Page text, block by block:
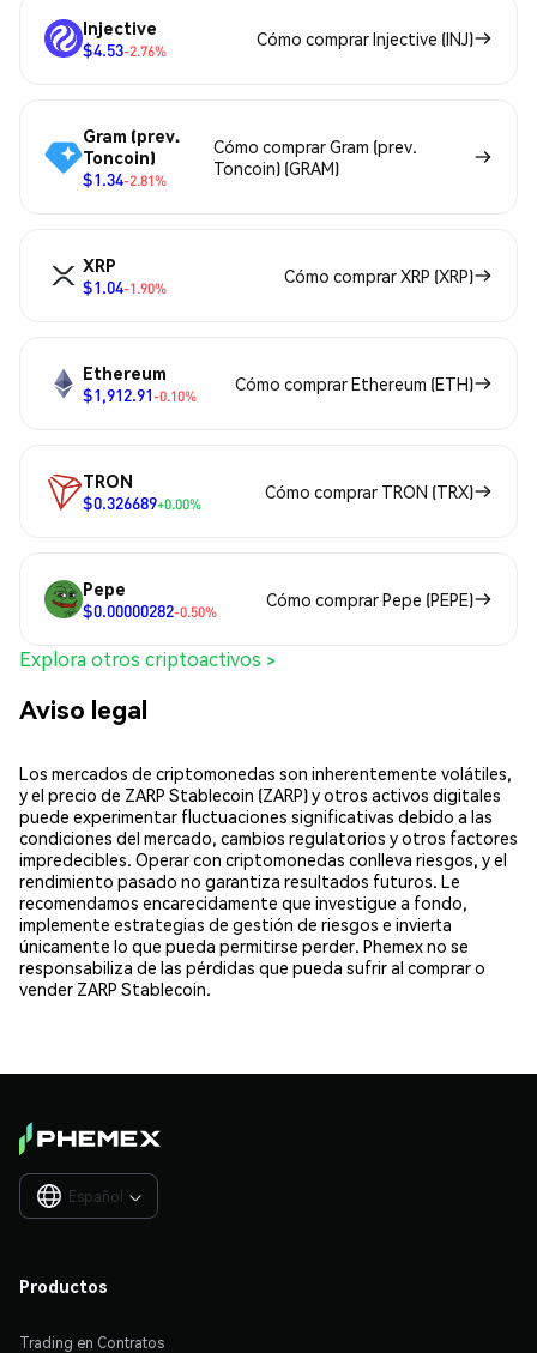
Injective
$4.53-2.76%
Cómo comprar Injective (INJ)
Gram (prev.
Toncoin)
$1.34-2.81%
Cómo comprar Gram (prev.
Toncoin) (GRAM)
XRP
$1.04-1.90%
Cómo comprar XRP (XRP)
Ethereum
$1,912.91-0.10%
Cómo comprar Ethereum (ETH)
TRON
$0.326689+0.00%
Cómo comprar TRON (TRX)
Pepe
$0.00000282-0.50%
Cómo comprar Pepe (PEPE)
Explora otros criptoactivos >
Aviso legal
Los mercados de criptomonedas son inherentemente volátiles,
y el precio de ZARP Stablecoin (ZARP) y otros activos digitales
puede experimentar fluctuaciones significativas debido a las
condiciones del mercado, cambios regulatorios y otros factores
impredecibles. Operar con criptomonedas conlleva riesgos, y el
rendimiento pasado no garantiza resultados futuros. Le
recomendamos encarecidamente que investigue a fondo,
implemente estrategias de gestión de riesgos e invierta
únicamente lo que pueda permitirse perder. Phemex no se
responsabiliza de las pérdidas que pueda sufrir al comprar o
vender ZARP Stablecoin.
Español 
Productos
Trading en Contratos